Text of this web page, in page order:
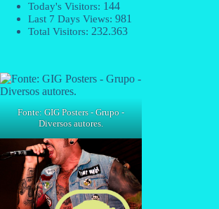
Today's Visitors: 144
Last 7 Days Views: 981
Total Visitors: 232.363
Fonte: GIG Posters - Grupo -
Diversos autores.